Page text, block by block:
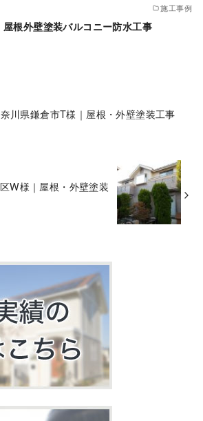
施工事例
根外壁塗装バルコニー防水工事
川県鎌倉市T様｜屋根・外壁塗装工事
W様｜屋根・外壁塗装